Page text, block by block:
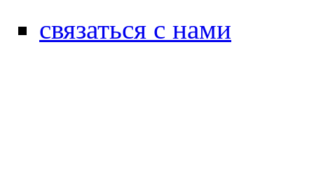
связаться с нами